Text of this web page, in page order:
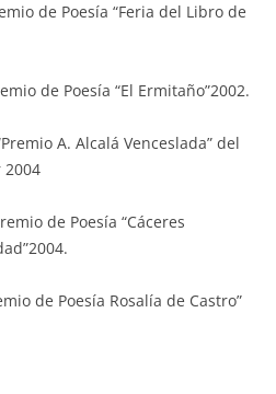
de Poesía “Feria del Libro de
de Poesía “El Ermitaño”2002.
A. Alcalá Venceslada” del
de Poesía “Cáceres
de Poesía Rosalía de Castro”